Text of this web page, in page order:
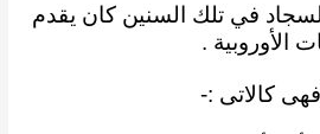
في تلك السنين كان يقدم
الأوروبية .
كالاتى :-